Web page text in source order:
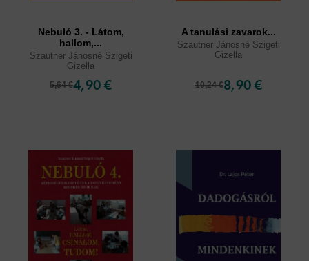
Nebuló 3. - Látom,
hallom,...
Szautner Jánosné Szigeti
Gizella
5,64 €4,90 €
A tanulási zavarok...
Szautner Jánosné Szigeti
Gizella
10,24 €8,90 €